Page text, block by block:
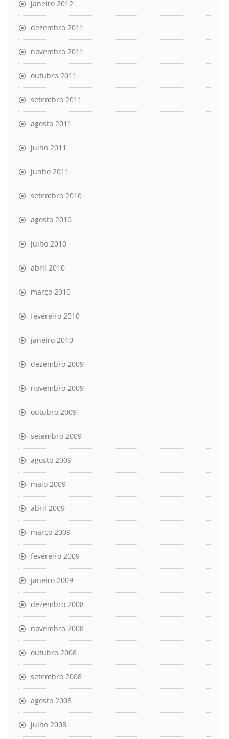
janeiro 2012
dezembro 2011
novembro 2011
outubro 2011
setembro 2011
agosto 2011
julho 2011
junho 2011
setembro 2010
agosto 2010
julho 2010
abril 2010
março 2010
fevereiro 2010
janeiro 2010
dezembro 2009
novembro 2009
outubro 2009
setembro 2009
agosto 2009
maio 2009
abril 2009
março 2009
fevereiro 2009
janeiro 2009
dezembro 2008
novembro 2008
outubro 2008
setembro 2008
agosto 2008
julho 2008